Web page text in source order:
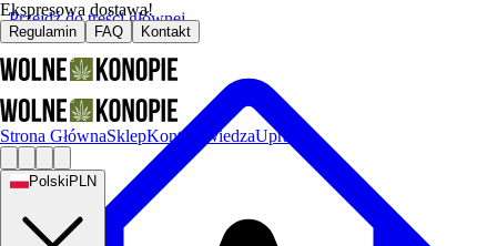
Przejdź do treści głównej
Ekspresowa dostawa!
Regulamin FAQ Kontakt
Strona GłównaSklepKontakt WiedzaUprawa
Polski PLN